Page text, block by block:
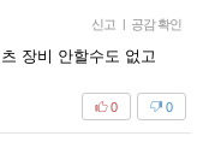
신고 | 공감 확인
장비 안할수도 없고
0
0